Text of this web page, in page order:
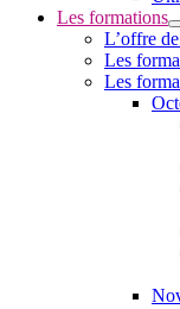
Les formations
L’offre
Les
Les